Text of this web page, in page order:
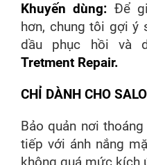
Khuyến dùng: Để
hơn, chung tôi gợi ý
dầu phục hồi và
Tretment Repair.
CHỈ DÀNH CHO
Bảo quản nơi
tiếp với ánh nắng
không quá mức kích